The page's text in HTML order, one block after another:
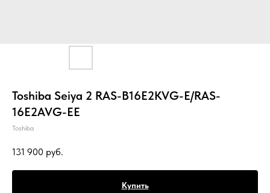
Toshiba Seiya 2 RAS-B16E2KVG-E/RAS-
16E2AVG-EE
Toshiba
131 900 руб.
Купить